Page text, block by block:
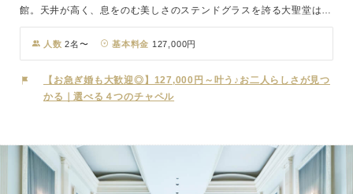
館。天井が高く、息をのむ美しさのステンドグラスを誇る大聖堂は圧
巻。三角の天井とステンドグラスがアクセントの荘厳なチャペルでも
あり、チャペルの大階段は新婦の憧れスポット。ブーケトスやフラワ
ーシャワーなどでご利用可能です。JR「仙台駅」から車で20分とア
クセスの良さも魅力です。
人数 2名〜 基本料金 127,000円
【お急ぎ婚も大歓迎◎】127,000円～叶う♪お二人らしさが見つ
かる｜選べる４つのチャペル